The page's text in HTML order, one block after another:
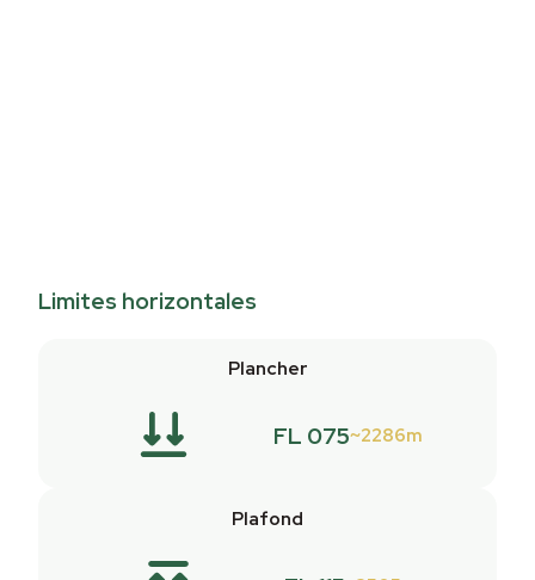
Limites horizontales
Plancher
FL 075 2286m
Plafond